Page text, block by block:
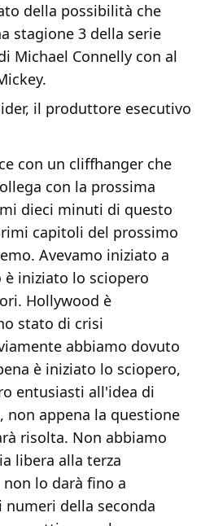
della possibilità che
stagione 3 della serie
Michael Connelly con al
il produttore esecutivo
con un cliffhanger che
con la prossima
dieci minuti di questo
capitoli del prossimo
Avevamo iniziato a
è iniziato lo sciopero
Hollywood è
stato di crisi
abbiamo dovuto
è iniziato lo sciopero,
entusiasti all'idea di
non appena la questione
risolta. Non abbiamo
libera alla terza
lo darà fino a
numeri della seconda